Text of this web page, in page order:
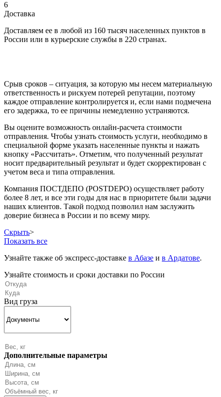
6
Доставка
Доставляем ее в любой из 160 тысяч населенных пунктов в
России или в курьерские службы в 220 странах.
Срыв сроков – ситуация, за которую мы несем материальную
ответственность и рискуем потерей репутации, поэтому
каждое отправление контролируется и, если нами подмечена
его задержка, то ее причины немедленно устраняются.
Вы оцените возможность онлайн-расчета стоимости
отправления. Чтобы узнать стоимость услуги, необходимо в
специальной форме указать населенные пункты и нажать
кнопку «Рассчитать». Отметим, что полученный результат
носит предварительный результат и будет скорректирован с
учетом веса и типа отправления.
Компания ПОСТДЕПО (POSTDEPO) осуществляет работу
более 8 лет, и все эти годы для нас в приоритете были задачи
наших клиентов. Такой подход позволил нам заслужить
доверие бизнеса в России и по всему миру.
Скрыть>
Показать все
Узнайте также об экспресс-доставке в Абазе и в Ардатове.
Узнайте стоимость и сроки доставки по России
Вид груза
Дополнительные параметры